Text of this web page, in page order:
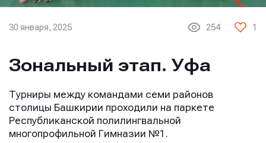
30 января, 2025 254 1
Зональный этап. Уфа
Турниры между командами семи районов
столицы Башкирии проходили на паркете
Республиканской полилингвальной
многопрофильной Гимназии №1.